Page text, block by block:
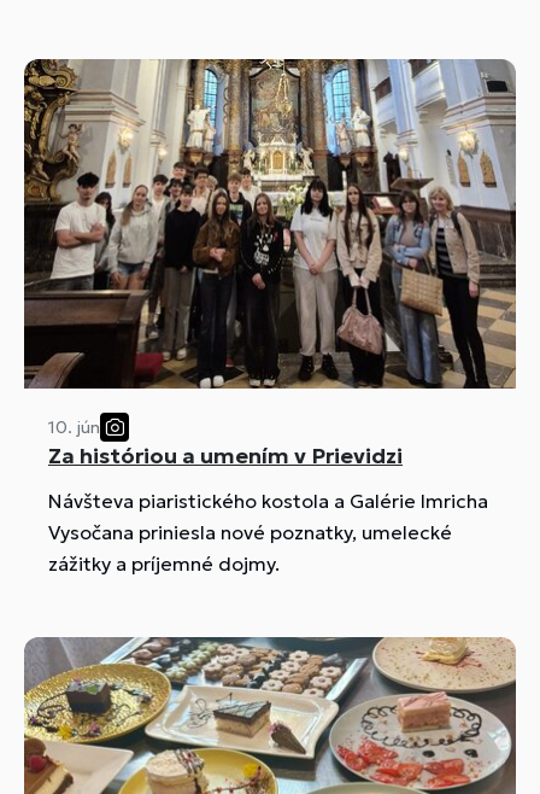
10. jún
Za históriou a umením v Prievidzi
Návšteva piaristického kostola a Galérie Imricha
Vysočana priniesla nové poznatky, umelecké
zážitky a príjemné dojmy.